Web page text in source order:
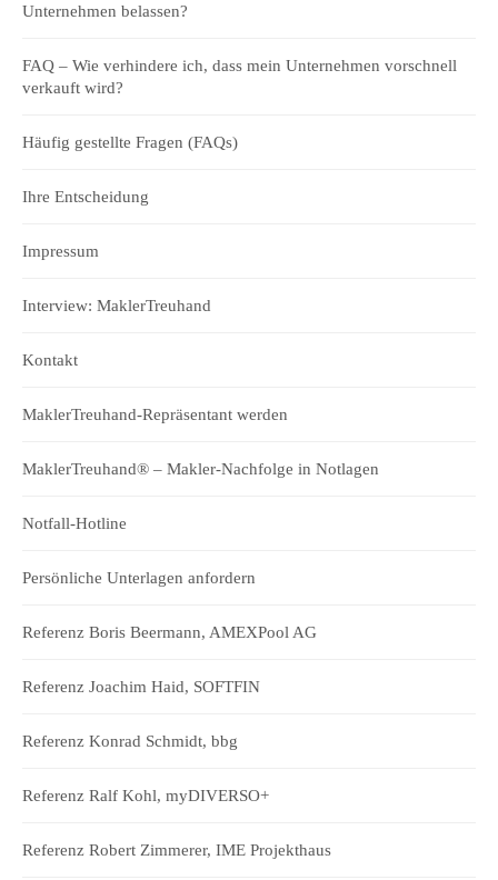
Unternehmen belassen?
FAQ – Wie verhindere ich, dass mein Unternehmen vorschnell
verkauft wird?
Häufig gestellte Fragen (FAQs)
Ihre Entscheidung
Impressum
Interview: MaklerTreuhand
Kontakt
MaklerTreuhand-Repräsentant werden
MaklerTreuhand® – Makler-Nachfolge in Notlagen
Notfall-Hotline
Persönliche Unterlagen anfordern
Referenz Boris Beermann, AMEXPool AG
Referenz Joachim Haid, SOFTFIN
Referenz Konrad Schmidt, bbg
Referenz Ralf Kohl, myDIVERSO+
Referenz Robert Zimmerer, IME Projekthaus